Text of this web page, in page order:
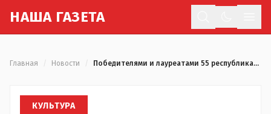
НАША ГАЗЕТА
Главная Новости Победителями и лауреатами 55 республиканского конкурса-фестиваля юных музыкантов вновь стали ученики ДМШ № 1 Костаная
КУЛЬТУРА